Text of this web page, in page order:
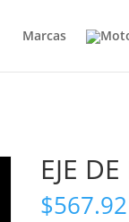
Marcas
EJE
$567.92